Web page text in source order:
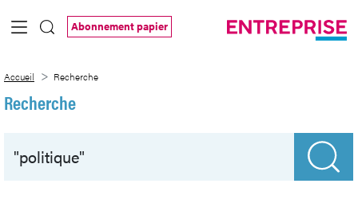
Saut au contenu principal
Abonnement papier
Accueil Recherche
Recherche